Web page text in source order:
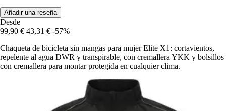
Añadir una reseña
Desde
99,90 € 43,31 € -57%
Chaqueta de bicicleta sin mangas para mujer Elite X1: cortavientos,
repelente al agua DWR y transpirable, con cremallera YKK y bolsillos
con cremallera para montar protegida en cualquier clima.